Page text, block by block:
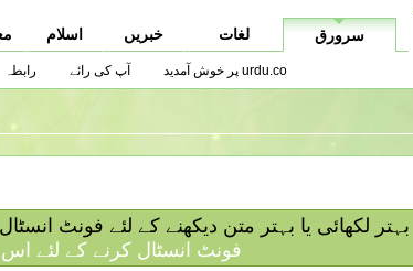
سرورق لغات خبریں اسلام
urdu.co پر خوش آمدید آپ کی رائے رابطہ
/ بہتر لکھائی یا بہتر متن دیکھنے کے لئے فونٹ
فونٹ انسٹال کرنے کے لئے